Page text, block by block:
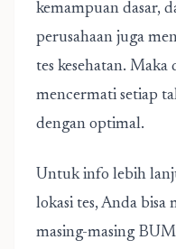
kemampuan dasar,
perusahaan juga
tes kesehatan.
mencermati setiap
dengan optimal.
Untuk info lebih
lokasi tes, Anda bisa
masing-masing